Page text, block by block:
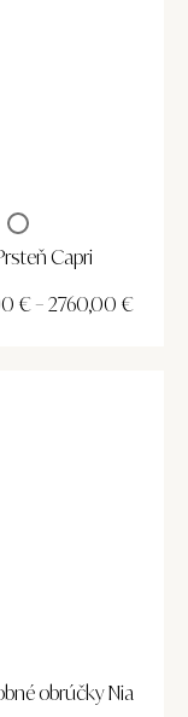
Capri
€ – 2760,00 €
obrúčky Nia